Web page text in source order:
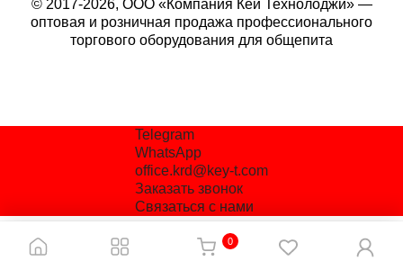
0
© 2017-2026, ООО «Компания Кей Технолоджи» —
оптовая и розничная продажа профессионального
торгового оборудования для общепита
Telegram
WhatsApp
office.krd@key-t.com
Заказать звонок
Связаться с нами